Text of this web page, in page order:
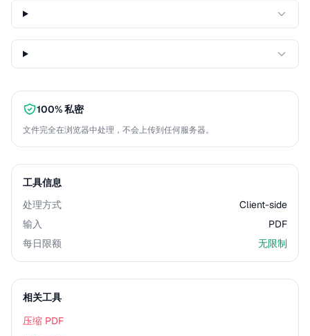
100% 私密
文件完全在浏览器中处理，不会上传到任何服务器。
工具信息
处理方式
Client-side
输入
PDF
每日限额
无限制
相关工具
压缩 PDF